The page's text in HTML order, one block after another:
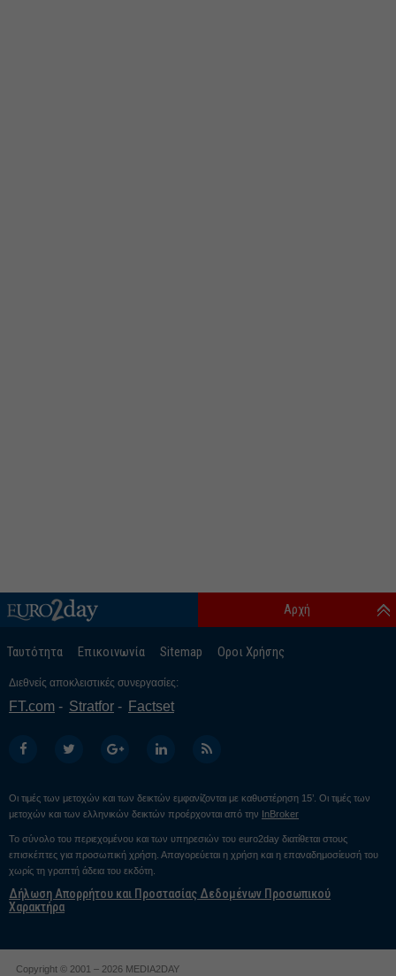
Ταυτότητα Επικοινωνία Sitemap Οροι Χρήσης
Αρχή
Διεθνείς αποκλειστικές συνεργασίες:
FT.com Stratfor Factset
Οι τιμές των μετοχών και των δεικτών εμφανίζονται με καθυστέρηση 15’. Οι τιμές των
μετοχών και των ελληνικών δεικτών προέρχονται από την InBroker
Το σύνολο του περιεχομένου και των υπηρεσιών του euro2day διατίθεται στους
επισκέπτες για προσωπική χρήση. Απαγορεύεται η χρήση και η επαναδημοσίευσή του
χωρίς τη γραπτή άδεια του εκδότη.
Δήλωση Απορρήτου και Προστασίας Δεδομένων Προσωπικού
Χαρακτήρα
Copyright © 2001 – 2026 MEDIA2DAY